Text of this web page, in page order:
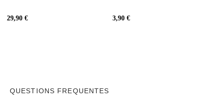
29,90 € 3,90 €
QUESTIONS FREQUENTES